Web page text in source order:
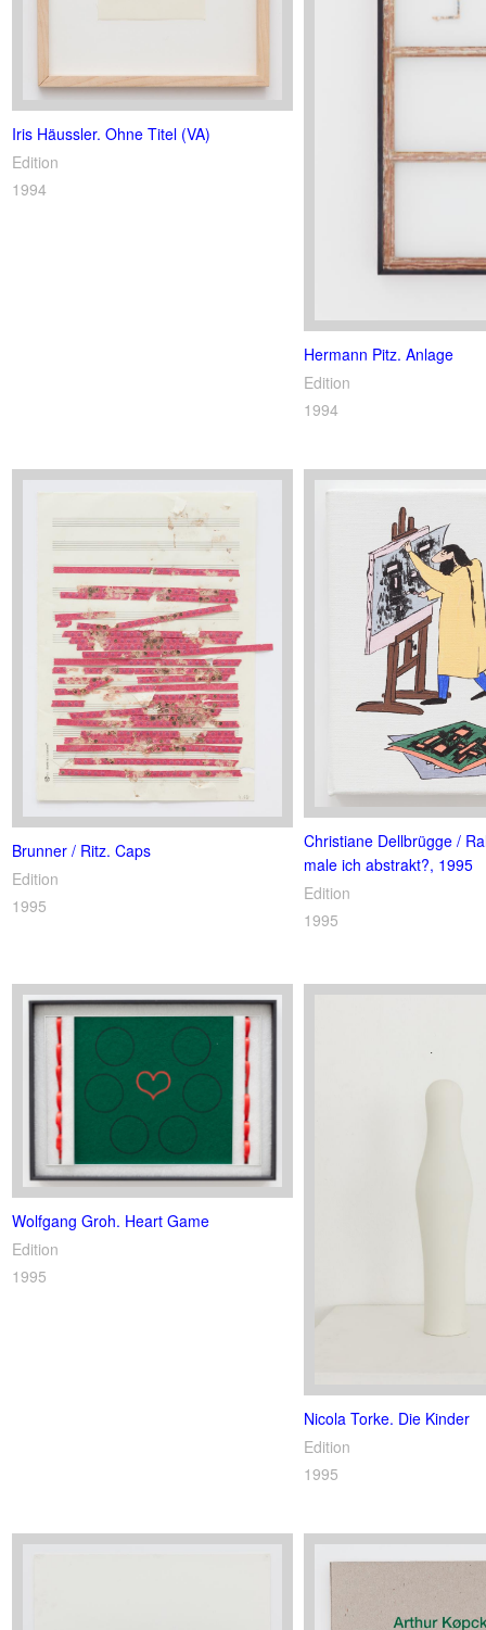
Iris Häussler. Ohne Titel (VA)
Edition
1994
Hermann Pitz. Anlage
Edition
1994
Brunner / Ritz. Caps
Edition
1995
Christiane Dellbrügge /
male ich abstrakt?, 1995
Edition
1995
Wolfgang Groh. Heart Game
Edition
1995
Nicola Torke. Die Kinder
Edition
1995